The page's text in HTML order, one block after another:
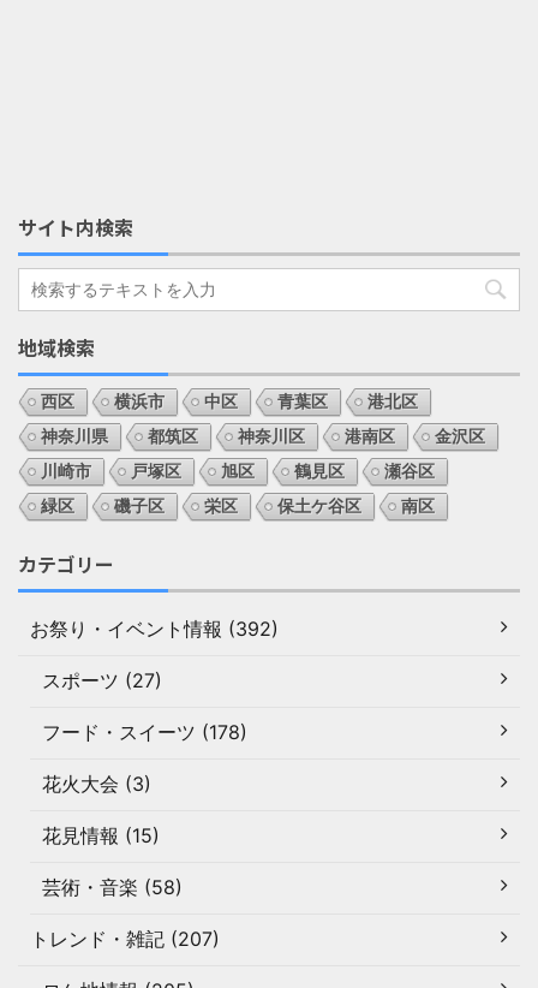
サイト内検索
地域検索
西区 横浜市 中区 青葉区
港北区
神奈川県
都筑区 神奈川区 港南区
金沢区
川崎市
戸塚区 旭区 鶴見区
瀬谷区
緑区
磯子区 栄区 保土ケ谷区 南区
カテゴリー
お祭り・イベント情報 (392)
スポーツ (27)
フード・スイーツ (178)
花火大会 (3)
花見情報 (15)
芸術・音楽 (58)
トレンド・雑記 (207)